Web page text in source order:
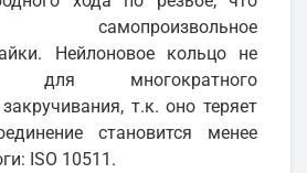
самопроизвольное
Нейлоновое кольцо не
для многократного
т.к. оно теряет
становится менее
ISO 10511.